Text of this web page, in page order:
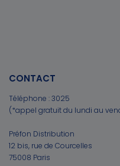
CONTACT
Téléphone :3025
(*appel gratuit du lundi au
Préfon Distribution
12 bis, rue de Courcelles
75008 Paris